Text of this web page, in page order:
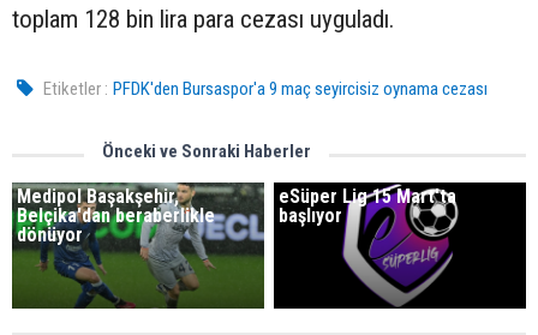
toplam 128 bin lira para cezası uyguladı.
Etiketler : PFDK'den Bursaspor'a 9 maç seyircisiz oynama cezası
Önceki ve Sonraki Haberler
Medipol Başakşehir,
Belçika'dan beraberlikle
dönüyor
eSüper Lig 15 Mart'ta
başlıyor